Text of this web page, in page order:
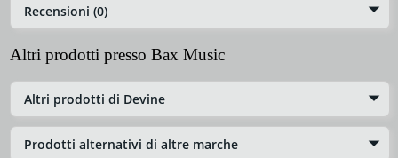
Recensioni (0)
Altri prodotti presso Bax Music
Altri prodotti di Devine
Prodotti alternativi di altre marche